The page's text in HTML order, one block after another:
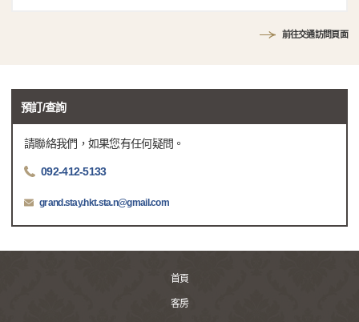
前往交通訪問頁面
預訂/查詢
請聯絡我們，如果您有任何疑問。
092-412-5133
grand.stay.hkt.sta.n@gmail.com
首頁
客房